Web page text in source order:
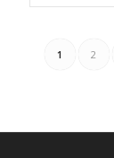
1 2